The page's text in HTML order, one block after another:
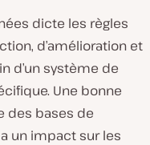
dicte les règles
d’amélioration et
d’un système de
Une bonne
des bases de
un impact sur les